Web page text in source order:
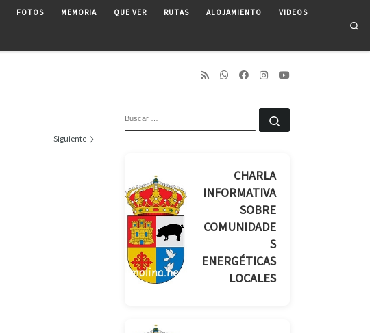
FOTOS MEMORIA QUE VER RUTAS ALOJAMIENTO VIDEOS
Siguiente
CHARLA
INFORMATIVA
SOBRE
COMUNIDADE
S
ENERGÉTICAS
LOCALES